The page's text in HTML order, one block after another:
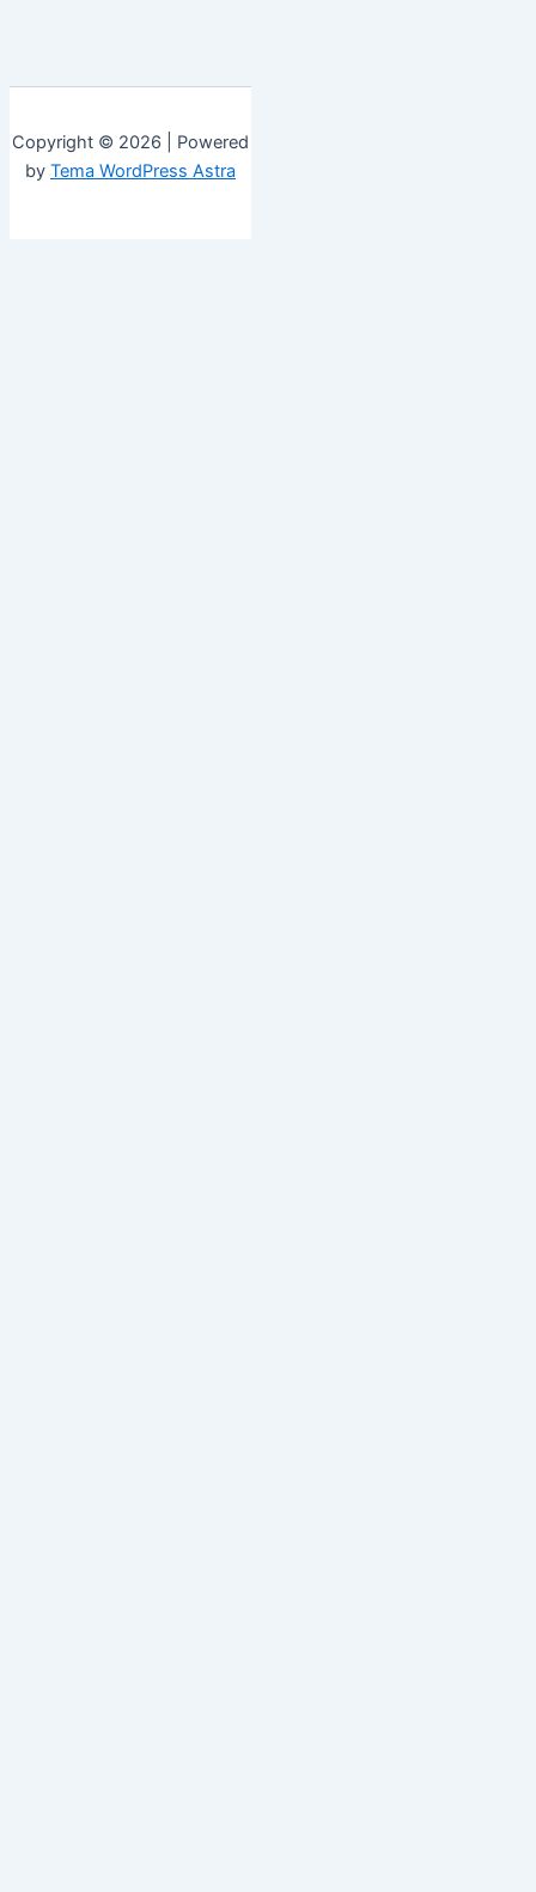
Copyright © 2026 | Powered
by Tema WordPress Astra